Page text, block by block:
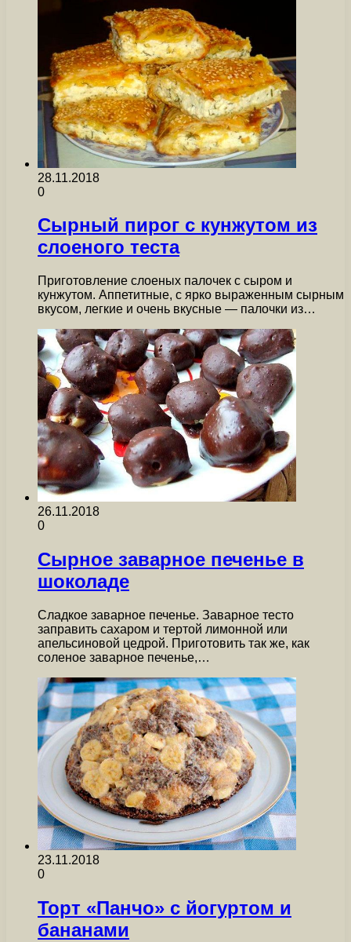
28.11.2018
0
Сырный пирог с кунжутом из
слоеного теста
Приготовление слоеных палочек с сыром и
кунжутом. Аппетитные, с ярко выраженным сырным
вкусом, легкие и очень вкусные — палочки из…
26.11.2018
0
Сырное заварное печенье в
шоколаде
Сладкое заварное печенье. Заварное тесто
заправить сахаром и тертой лимонной или
апельсиновой цедрой. Приготовить так же, как
соленое заварное печенье,…
23.11.2018
0
Торт «Панчо» с йогуртом и
бананами